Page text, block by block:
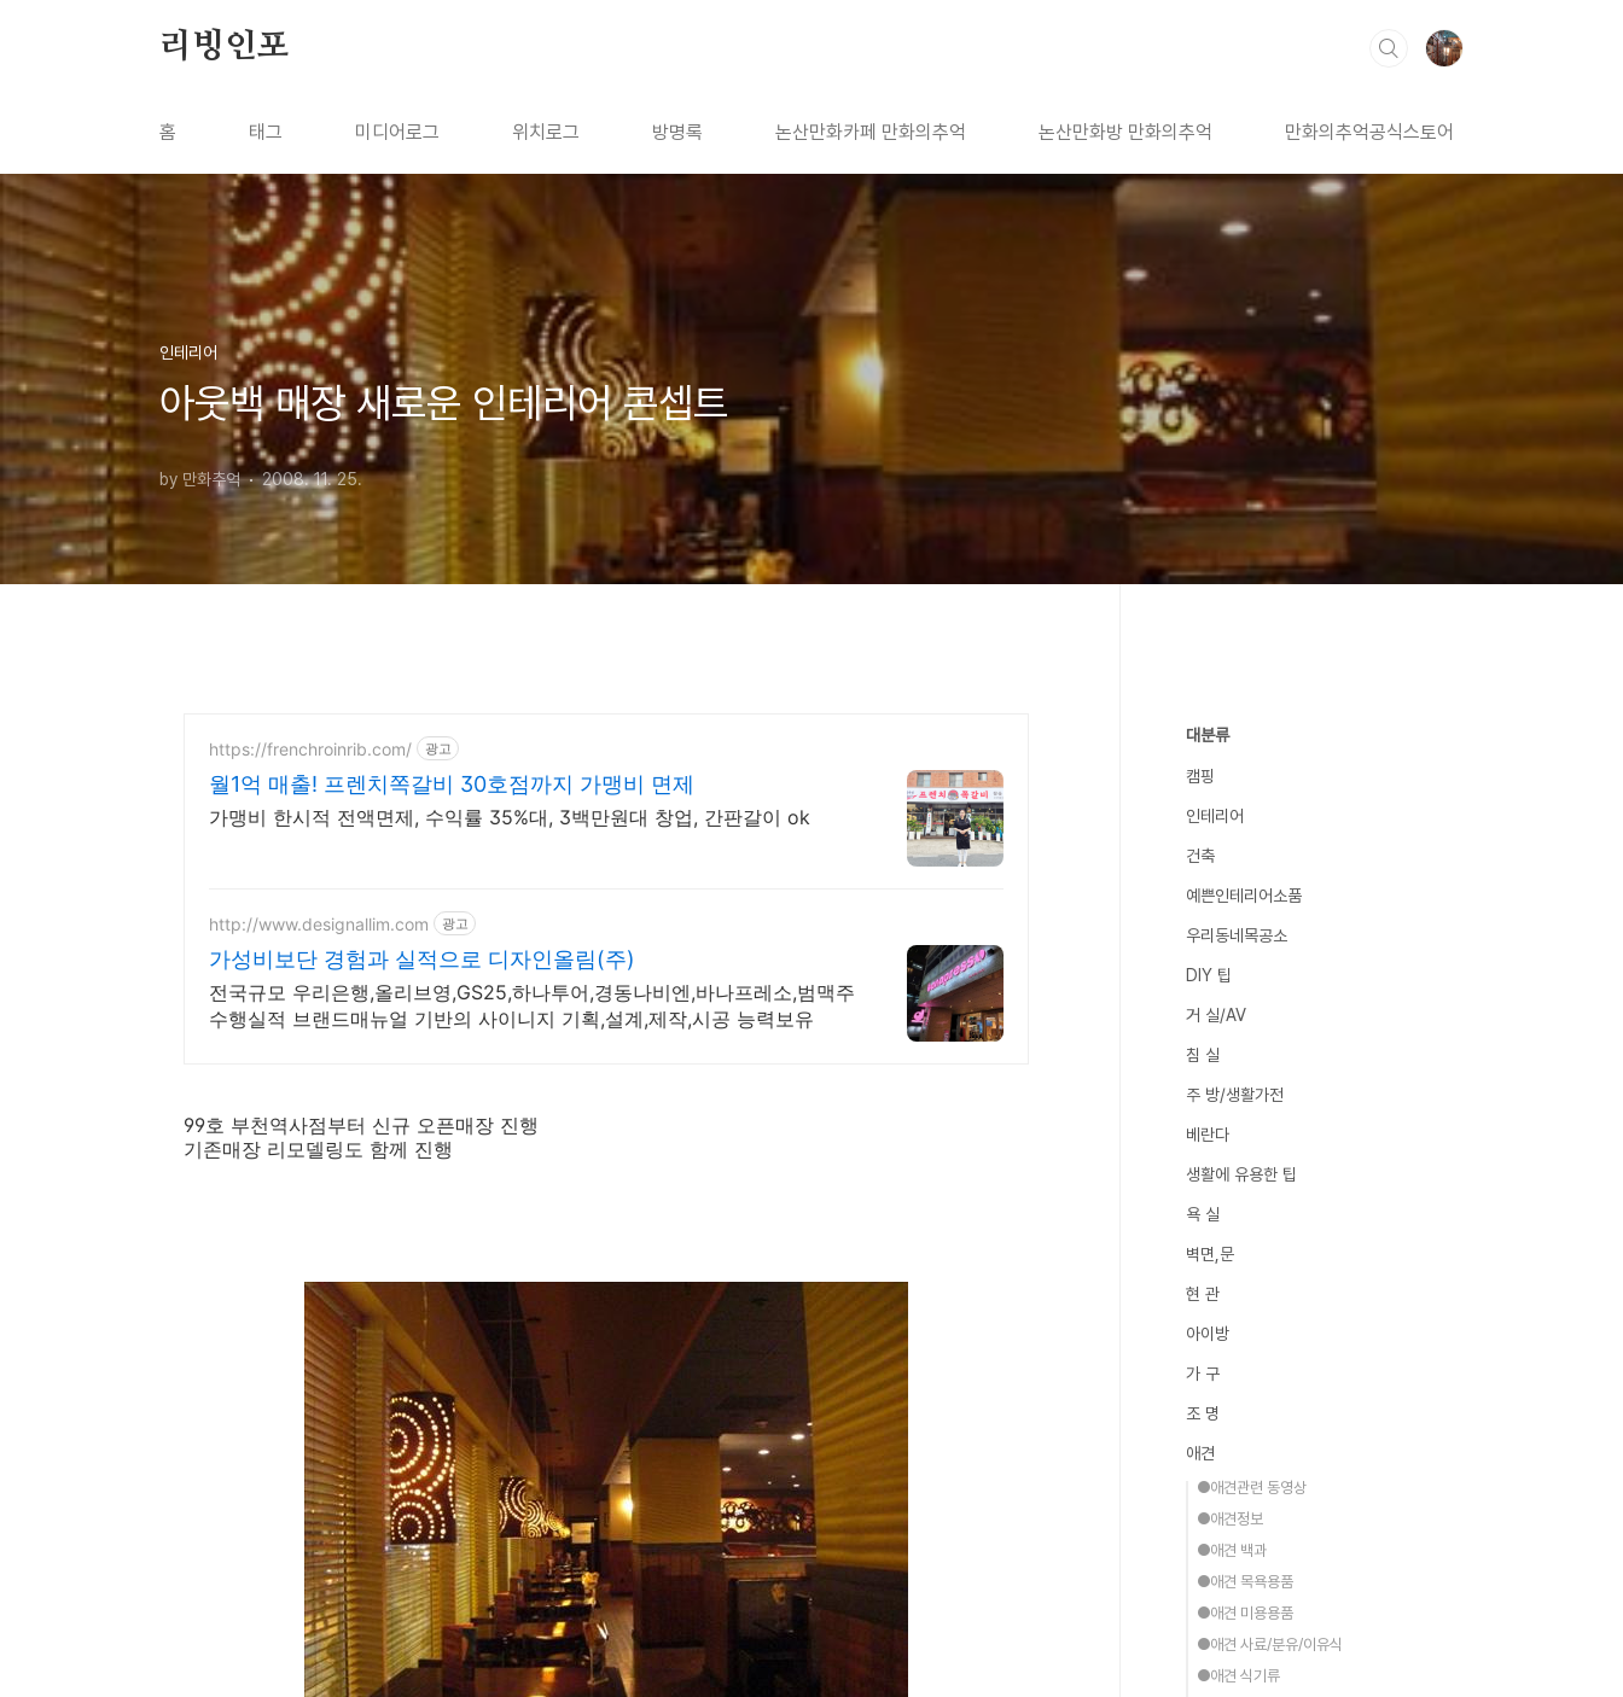
리빙인포
홈 태그 미디어로그 위치로그 방명록 논산만화카페 만화의추억 논산만화방 만화의추억 만화의추억공식스토어
인테리어
아웃백 매장 새로운 인테리어 콘셉트
by 만화추억 2008. 11. 25.
https://frenchroinrib.com/ 광고
월1억 매출! 프렌치쪽갈비 30호점까지 가맹비 면제
가맹비 한시적 전액면제, 수익률 35%대, 3백만원대 창업, 간판갈이 ok
http://www.designallim.com 광고
가성비보단 경험과 실적으로 디자인올림(주)
전국규모 우리은행,올리브영,GS25,하나투어,경동나비엔,바나프레소,범맥주
수행실적 브랜드매뉴얼 기반의 사이니지 기획,설계,제작,시공 능력보유
99호 부천역사점부터 신규 오픈매장 진행
기존매장 리모델링도 함께 진행
대분류
캠핑
인테리어
건축
예쁜인테리어소품
우리동네목공소
DIY 팁
거 실/AV
침 실
주 방/생활가전
베란다
생활에 유용한 팁
욕 실
벽면,문
현 관
아이방
가 구
조 명
애견
●애견관련 동영상
●애견정보
●애견 백과
●애견 목욕용품
●애견 미용용품
●애견 사료/분유/이유식
●애견 식기류